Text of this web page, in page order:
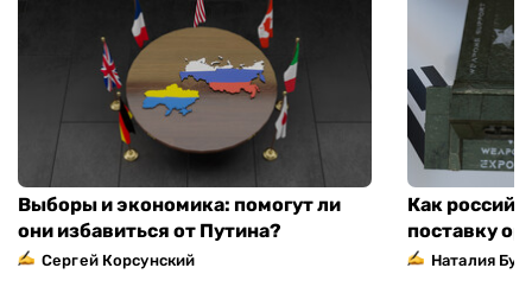
Выборы и экономика: помогут ли
они избавиться от Путина?
Сергей Корсунский
Как
поставку
Наталия